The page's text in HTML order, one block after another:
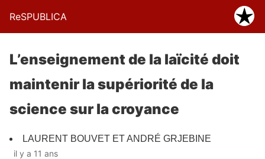
ReSPUBLICA
L’enseignement de la laïcité doit
maintenir la supériorité de la
science sur la croyance
LAURENT BOUVET ET ANDRÉ GRJEBINE
il y a 11 ans